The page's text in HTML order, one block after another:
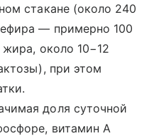
стакане (около 240
— примерно 100
жира, около 10−12
при этом
доля суточной
витамин A